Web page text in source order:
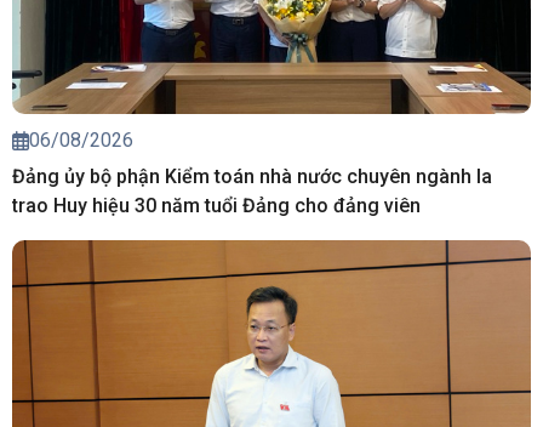
06/08/2026
Đảng ủy bộ phận Kiểm toán nhà nước chuyên ngành Ia
trao Huy hiệu 30 năm tuổi Đảng cho đảng viên